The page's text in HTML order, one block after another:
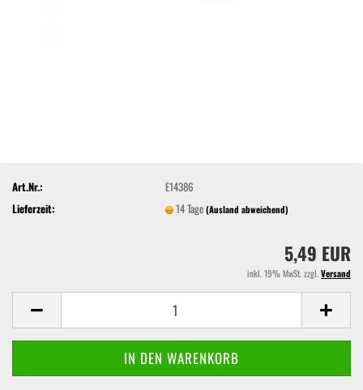
Art.Nr.:
E14386
Lieferzeit:
14 Tage(Ausland abweichend)
5,49 EUR
inkl. 19% MwSt. zzgl.Versand